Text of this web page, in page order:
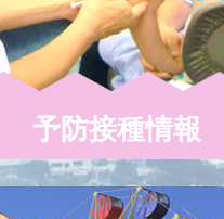
予防接種情報